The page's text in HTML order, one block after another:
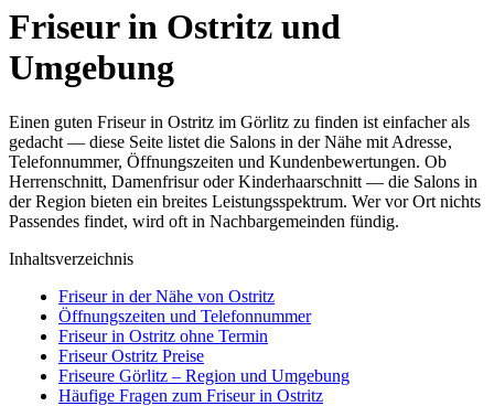
Friseur in Ostritz und
Umgebung
Einen guten Friseur in Ostritz im Görlitz zu finden ist einfacher als
gedacht — diese Seite listet die Salons in der Nähe mit Adresse,
Telefonnummer, Öffnungszeiten und Kundenbewertungen. Ob
Herrenschnitt, Damenfrisur oder Kinderhaarschnitt — die Salons in
der Region bieten ein breites Leistungsspektrum. Wer vor Ort nichts
Passendes findet, wird oft in Nachbargemeinden fündig.
Inhaltsverzeichnis
Friseur in der Nähe von Ostritz
Öffnungszeiten und Telefonnummer
Friseur in Ostritz ohne Termin
Friseur Ostritz Preise
Friseure Görlitz – Region und Umgebung
Häufige Fragen zum Friseur in Ostritz